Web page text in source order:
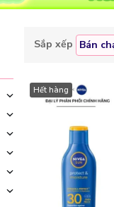
Sắp xếp Bán
Hết hàng